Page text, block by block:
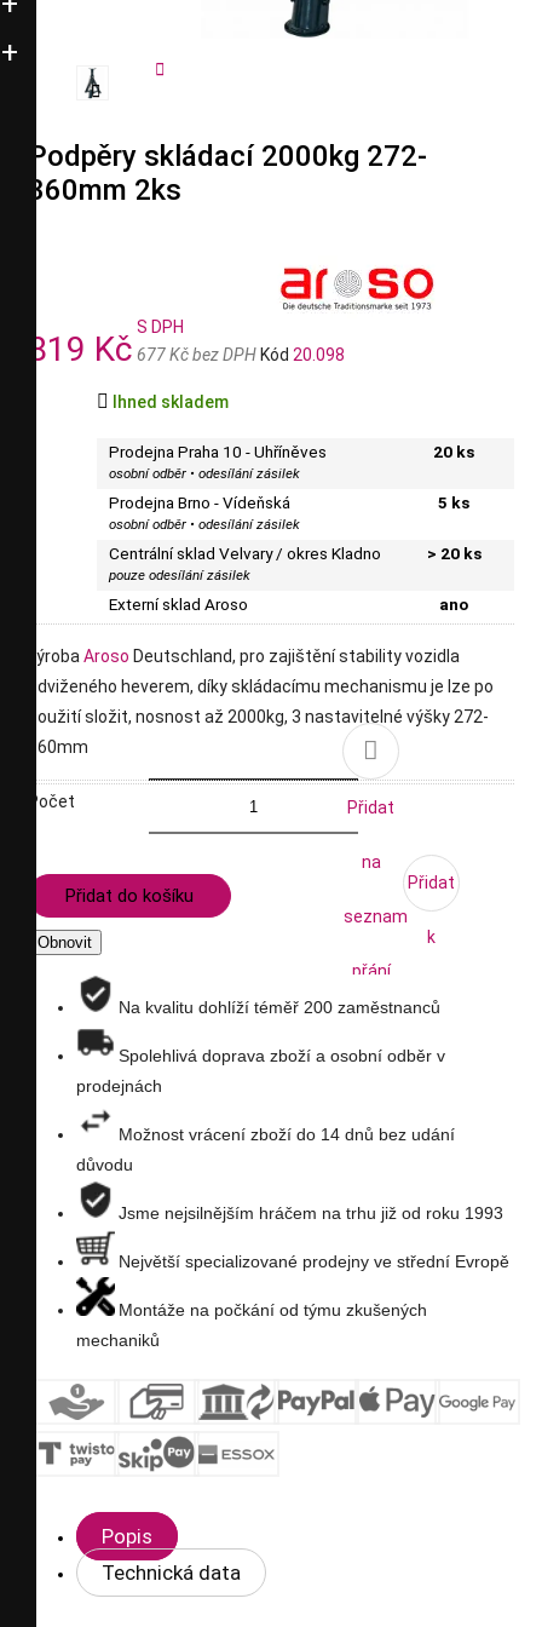


Podpěry skládací 2000kg 272-
360mm 2ks
819 Kč
S DPH
677 Kč bez DPH Kód 20.098
 Ihned skladem
Prodejna Praha 10 - Uhříněves
osobní odběr • odesílání zásilek
20 ks
Prodejna Brno - Vídeňská
osobní odběr • odesílání zásilek
5 ks
Centrální sklad Velvary / okres Kladno
pouze odesílání zásilek
> 20 ks
Externí sklad Aroso ano
výroba Aroso Deutschland, pro zajištění stability vozidla
zdviženého heverem, díky skládacímu mechanismu je lze po
použití složit, nosnost až 2000kg, 3 nastavitelné výšky 272-
360mm
Počet
Přidat do košíku

Přidat
na
seznam
přání
Přidat
k
Na kvalitu dohlíží téměř 200 zaměstnanců
Spolehlivá doprava zboží a osobní odběr v
prodejnách
Možnost vrácení zboží do 14 dnů bez udání
důvodu
Jsme nejsilnějším hráčem na trhu již od roku 1993
Největší specializované prodejny ve střední Evropě
Montáže na počkání od týmu zkušených
mechaniků
Popis
Technická data